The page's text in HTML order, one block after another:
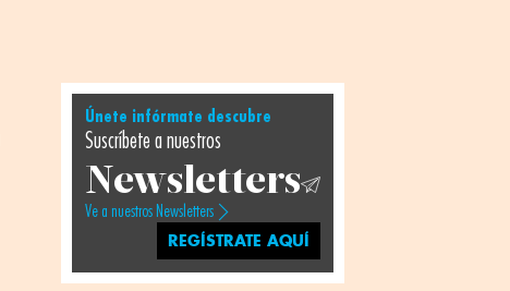
Únete infórmate descubre
Suscríbete a nuestros
Newsletters
Ve a nuestros Newsletters
REGÍSTRATE AQUÍ